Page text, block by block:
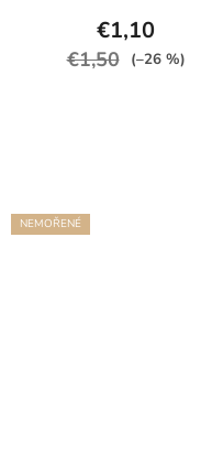
€1,10
€1,50 (–26 %)
NEMOŘENÉ